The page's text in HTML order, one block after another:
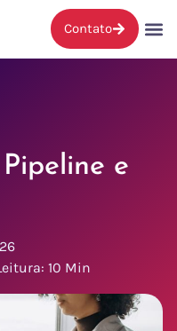
Contato
Pipeline e
10 Min